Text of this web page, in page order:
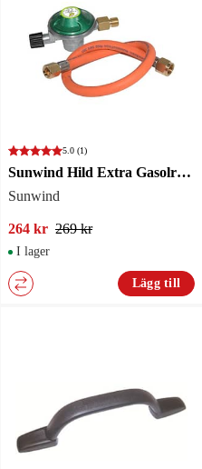
5.0 (1)
Sunwind Hild Extra Gasolregulator
Sunwind
264 kr 269 kr
I lager
Lägg till